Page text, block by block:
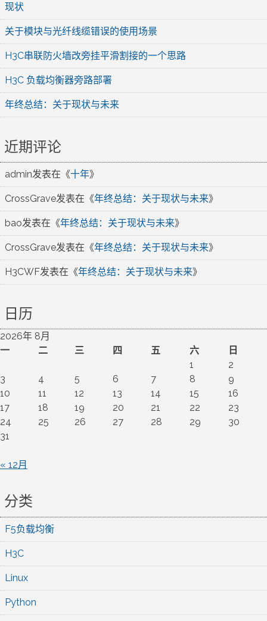
现状
关于模块与光纤线缆错误的使用场景
H3C串联防火墙改旁挂平滑割接的一个思路
H3C 负载均衡器旁路部署
年终总结：关于现状与未来
近期评论
admin发表在《十年》
CrossGrave发表在《年终总结：关于现状与未来》
bao发表在《年终总结：关于现状与未来》
CrossGrave发表在《年终总结：关于现状与未来》
H3CWF发表在《年终总结：关于现状与未来》
日历
2026年 8月
一
二 三 四 五 六
日
1
2
3
4 5 6 7 8
9
10
11 12 13 14 15
16
17
18 19 20 21 22
23
24
25 26 27 28 29
30
31
« 12月
分类
F5负载均衡
H3C
Linux
Python